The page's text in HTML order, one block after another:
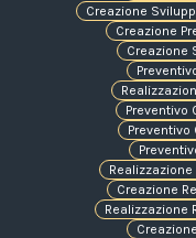
Creazione
Creazione
Creazione
Preventivo
Preventivo
Creazione
Realizzazione